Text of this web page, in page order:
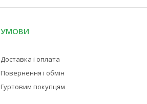
УМОВИ
Доставка і оплата
Повернення і обмін
Гуртовим покупцям